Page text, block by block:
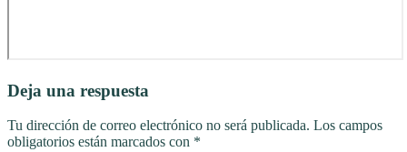
Deja una respuesta
Tu dirección de correo electrónico no será publicada. Los campos
obligatorios están marcados con *